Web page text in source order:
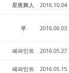
星夜舞人 2016.10.04
루 2016.06.03
페퍼민트 2016.05.27
페퍼민트 2016.05.15